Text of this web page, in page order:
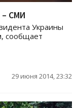
– СМИ
Украины
сообщает
29 июня 2014, 23:32